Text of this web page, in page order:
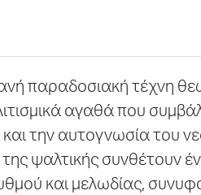
παραδοσιακή τέχνη
αγαθά που
την αυτογνωσία του
της ψαλτικής συνθέτουν
και μελωδίας,